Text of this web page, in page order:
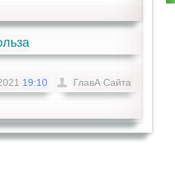
19:10 ГлавА Сайта